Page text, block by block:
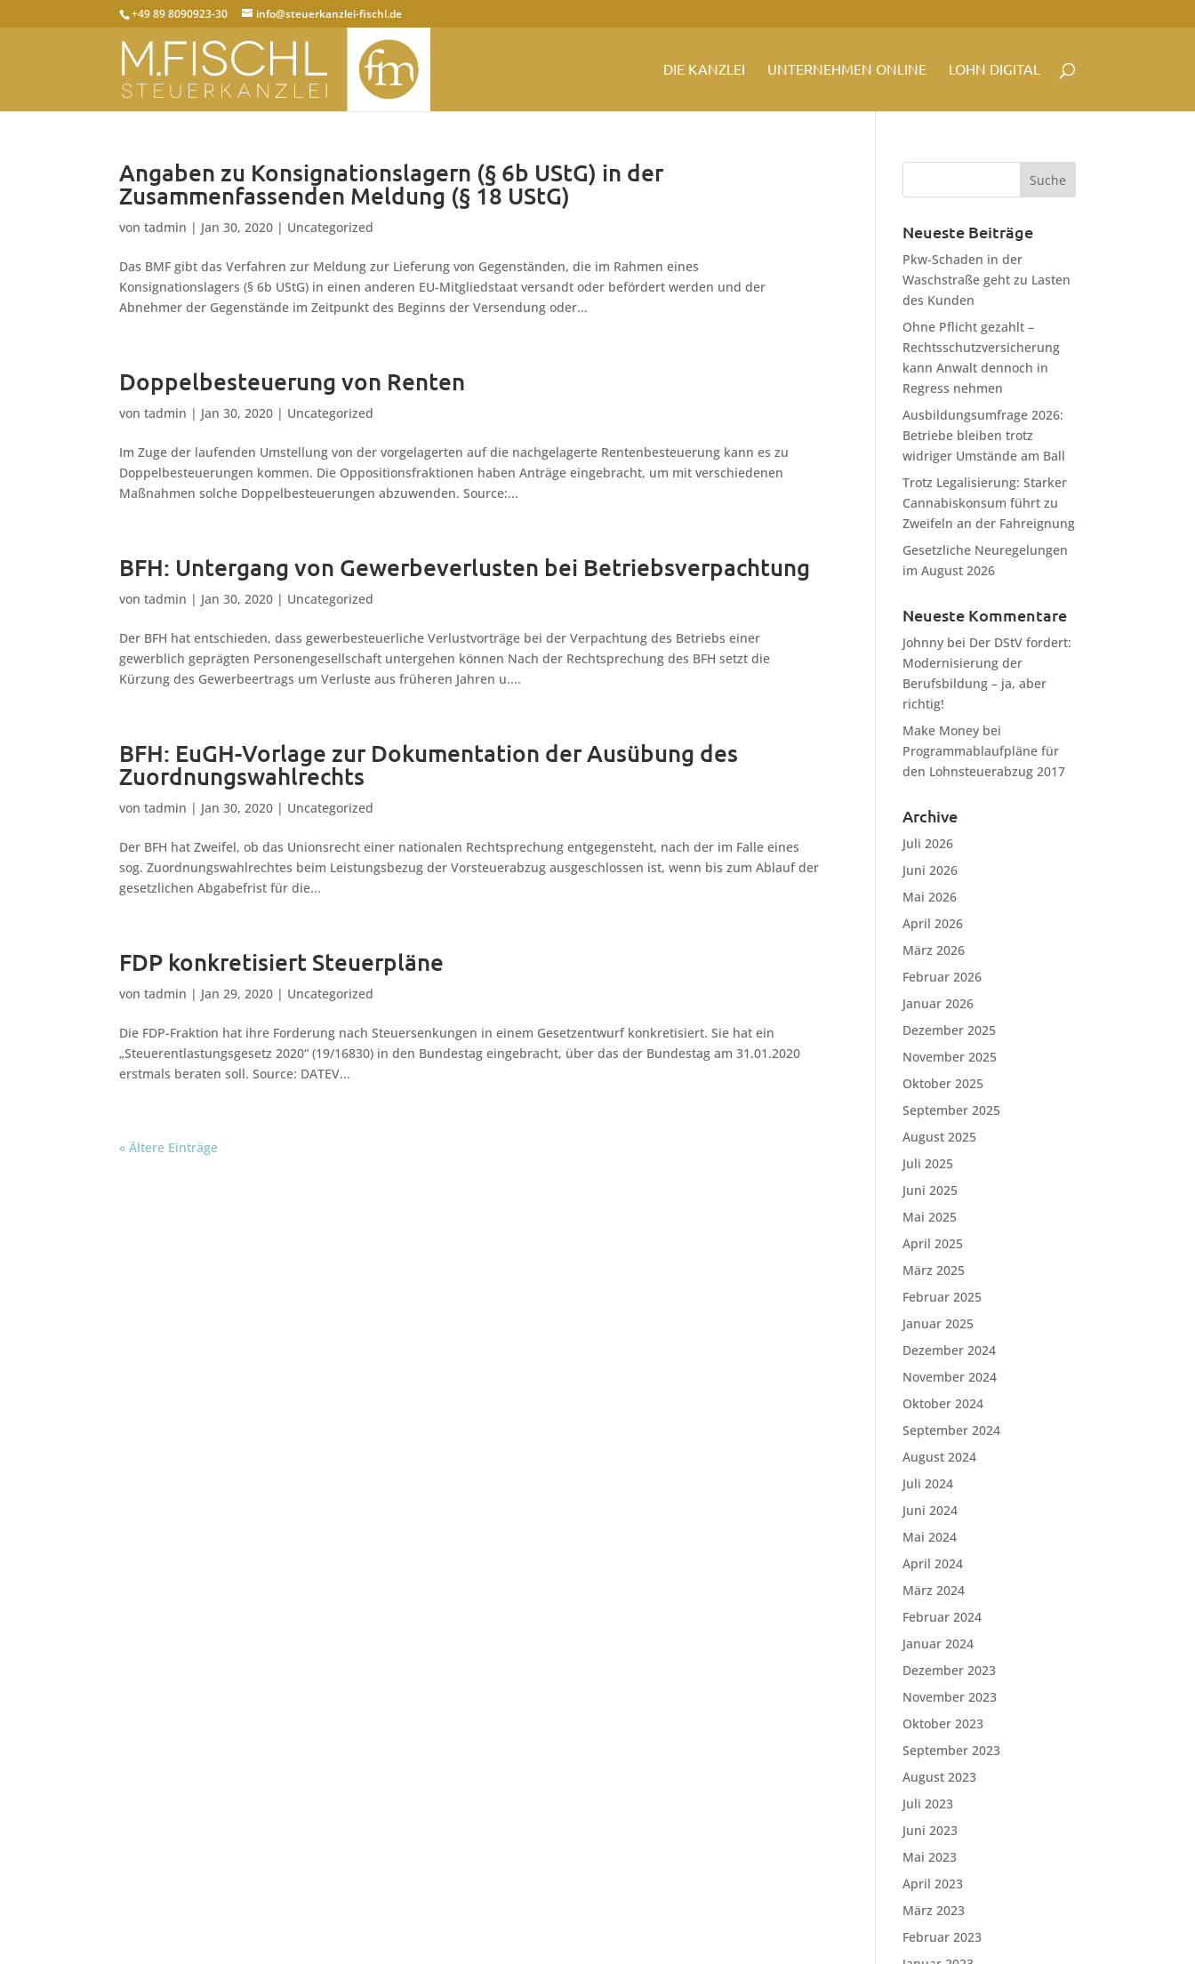
+49 89 8090923-30 info@steuerkanzlei-fischl.de
DIE KANZLEI UNTERNEHMEN ONLINE LOHN DIGITAL
Angaben zu Konsignationslagern (§ 6b UStG) in der
Zusammenfassenden Meldung (§ 18 UStG)
vontadmin | Jan 30, 2020 | Uncategorized
Das BMF gibt das Verfahren zur Meldung zur Lieferung von Gegenständen, die im Rahmen eines
Konsignationslagers (§ 6b UStG) in einen anderen EU-Mitgliedstaat versandt oder befördert werden und der
Abnehmer der Gegenstände im Zeitpunkt des Beginns der Versendung oder...
Doppelbesteuerung von Renten
vontadmin | Jan 30, 2020 | Uncategorized
Im Zuge der laufenden Umstellung von der vorgelagerten auf die nachgelagerte Rentenbesteuerung kann es zu
Doppelbesteuerungen kommen. Die Oppositionsfraktionen haben Anträge eingebracht, um mit verschiedenen
Maßnahmen solche Doppelbesteuerungen abzuwenden. Source:...
BFH: Untergang von Gewerbeverlusten bei Betriebsverpachtung
vontadmin | Jan 30, 2020 | Uncategorized
Der BFH hat entschieden, dass gewerbesteuerliche Verlustvorträge bei der Verpachtung des Betriebs einer
gewerblich geprägten Personengesellschaft untergehen können Nach der Rechtsprechung des BFH setzt die
Kürzung des Gewerbeertrags um Verluste aus früheren Jahren u....
BFH: EuGH-Vorlage zur Dokumentation der Ausübung des
Zuordnungswahlrechts
vontadmin | Jan 30, 2020 | Uncategorized
Der BFH hat Zweifel, ob das Unionsrecht einer nationalen Rechtsprechung entgegensteht, nach der im Falle eines
sog. Zuordnungswahlrechtes beim Leistungsbezug der Vorsteuerabzug ausgeschlossen ist, wenn bis zum Ablauf der
gesetzlichen Abgabefrist für die...
FDP konkretisiert Steuerpläne
vontadmin | Jan 29, 2020 | Uncategorized
Die FDP-Fraktion hat ihre Forderung nach Steuersenkungen in einem Gesetzentwurf konkretisiert. Sie hat ein
„Steuerentlastungsgesetz 2020“ (19/16830) in den Bundestag eingebracht, über das der Bundestag am 31.01.2020
erstmals beraten soll. Source: DATEV...
« Ältere Einträge
Neueste Beiträge
Pkw-Schaden in der
Waschstraße geht zu Lasten
des Kunden
Ohne Pflicht gezahlt –
Rechtsschutzversicherung
kann Anwalt dennoch in
Regress nehmen
Ausbildungsumfrage 2026:
Betriebe bleiben trotz
widriger Umstände am Ball
Trotz Legalisierung: Starker
Cannabiskonsum führt zu
Zweifeln an der Fahreignung
Gesetzliche Neuregelungen
im August 2026
Neueste Kommentare
Johnny bei Der DStV fordert:
Modernisierung der
Berufsbildung – ja, aber
richtig!
Make Money bei
Programmablaufpläne für
den Lohnsteuerabzug 2017
Archive
Juli 2026
Juni 2026
Mai 2026
April 2026
März 2026
Februar 2026
Januar 2026
Dezember 2025
November 2025
Oktober 2025
September 2025
August 2025
Juli 2025
Juni 2025
Mai 2025
April 2025
März 2025
Februar 2025
Januar 2025
Dezember 2024
November 2024
Oktober 2024
September 2024
August 2024
Juli 2024
Juni 2024
Mai 2024
April 2024
März 2024
Februar 2024
Januar 2024
Dezember 2023
November 2023
Oktober 2023
September 2023
August 2023
Juli 2023
Juni 2023
Mai 2023
April 2023
März 2023
Februar 2023